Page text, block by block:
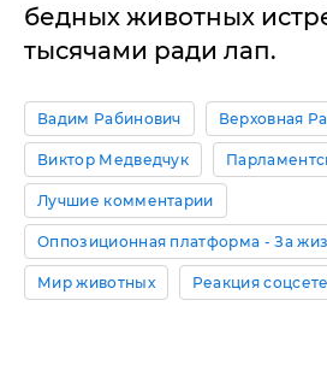
бедных животных
тысячами ради лап.
Вадим Рабинович Верховная
Виктор Медведчук
Лучшие комментарии
Оппозиционная платформа - За
Мир животных Реакция